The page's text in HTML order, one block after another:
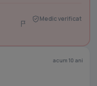
Medic verificat
acum 10 ani